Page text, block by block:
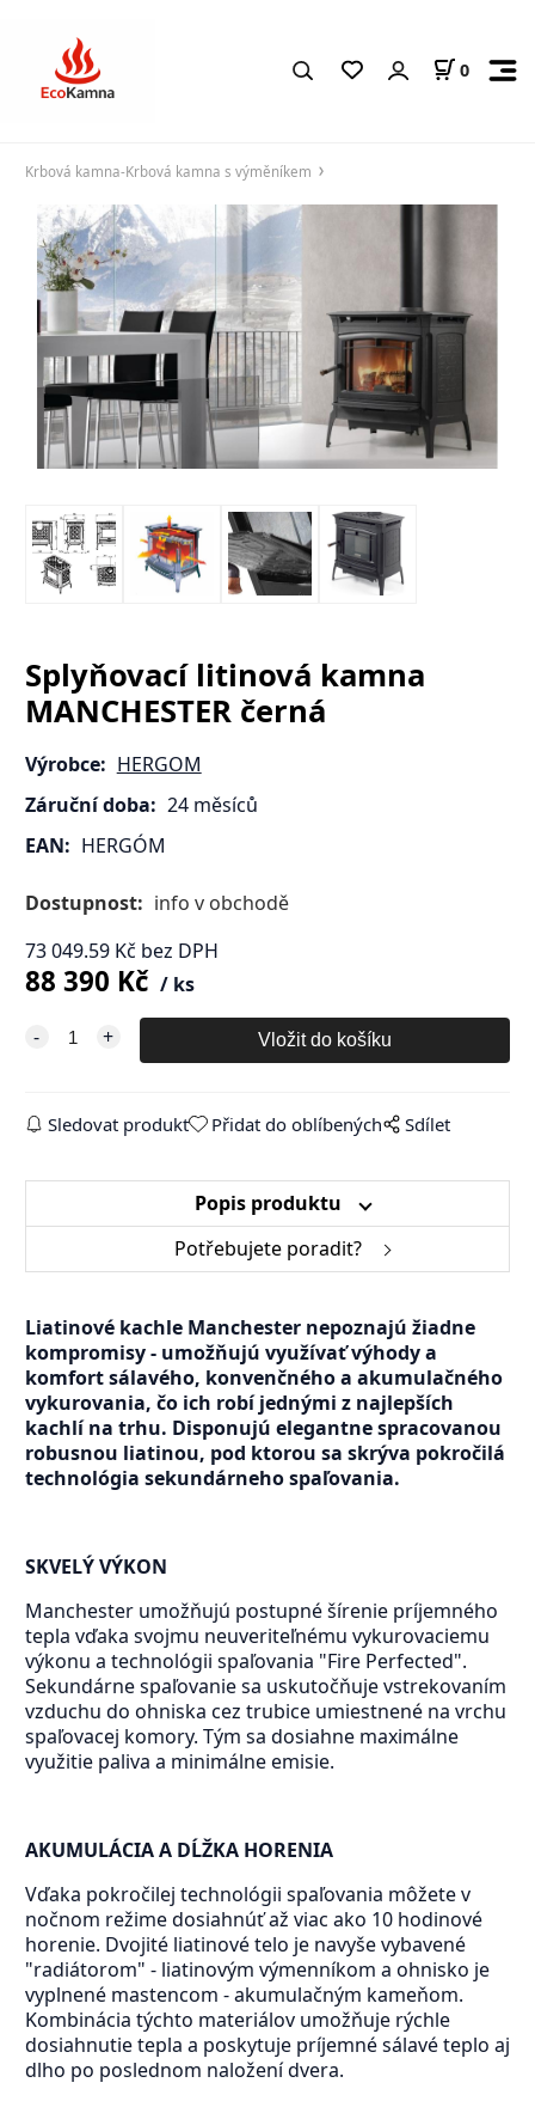
0
Krbová kamna-Krbová kamna s výměníkem
Splyňovací litinová kamna
MANCHESTER černá
Výrobce: HERGOM
Záruční doba: 24 měsíců
EAN: HERGÓM
Dostupnost: info v obchodě
73 049.59Kč bez DPH
88 390 Kč ks
Sledovat produkt Přidat do oblíbených Sdílet
Popis produktu
Potřebujete poradit?
Liatinové kachle Manchester nepoznajú žiadne
kompromisy - umožňujú využívať výhody a
komfort sálavého, konvenčného a akumulačného
vykurovania, čo ich robí jednými z najlepších
kachlí na trhu. Disponujú elegantne spracovanou
robusnou liatinou, pod ktorou sa skrýva pokročilá
technológia sekundárneho spaľovania.
SKVELÝ VÝKON
Manchester umožňujú postupné šírenie príjemného
tepla vďaka svojmu neuveriteľnému vykurovaciemu
výkonu a technológii spaľovania "Fire Perfected".
Sekundárne spaľovanie sa uskutočňuje vstrekovaním
vzduchu do ohniska cez trubice umiestnené na vrchu
spaľovacej komory. Tým sa dosiahne maximálne
využitie paliva a minimálne emisie.
AKUMULÁCIA A DĹŽKA HORENIA
Vďaka pokročilej technológii spaľovania môžete v
nočnom režime dosiahnúť až viac ako 10 hodinové
horenie. Dvojité liatinové telo je navyše vybavené
"radiátorom" - liatinovým výmenníkom a ohnisko je
vyplnené mastencom - akumulačným kameňom.
Kombinácia týchto materiálov umožňuje rýchle
dosiahnutie tepla a poskytuje príjemné sálavé teplo aj
dlho po poslednom naložení dvera.